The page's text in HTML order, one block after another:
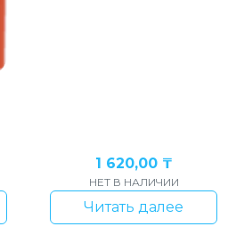
1 620,00 ₸
НЕТ В НАЛИЧИИ
Читать далее